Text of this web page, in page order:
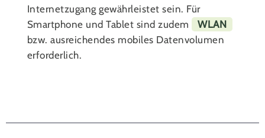
Internetzugang gewährleistet sein. Für
Smartphone und Tablet sind zudem
WLAN
bzw. ausreichendes mobiles Datenvolumen
erforderlich.